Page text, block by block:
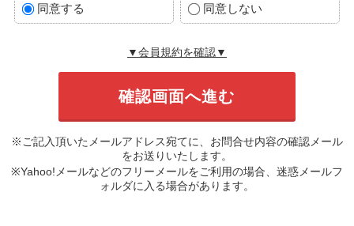
同意する 同意しない
▼会員規約を確認▼
※ご記入頂いたメールアドレス宛てに、お問合せ内容の確認メール
をお送りいたします。
※Yahoo!メールなどのフリーメールをご利用の場合、迷惑メールフ
ォルダに入る場合があります。